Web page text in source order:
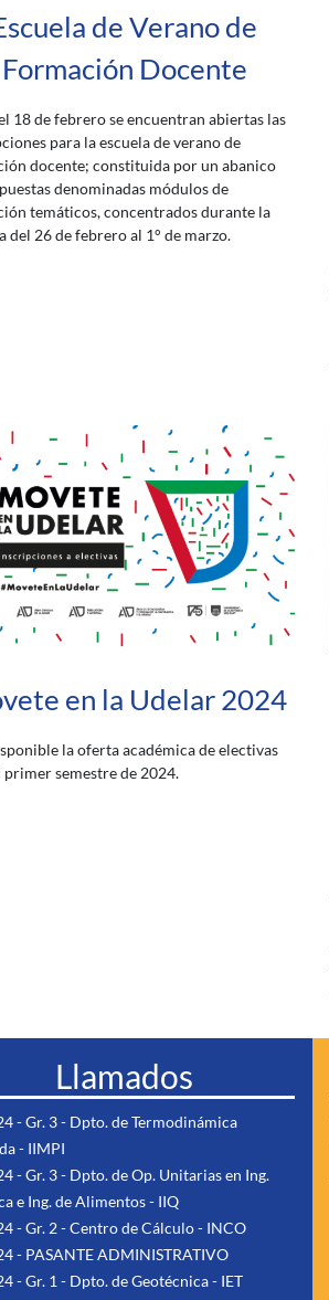
de Verano de
Formación Docente
18 de febrero se encuentran abiertas las
para la escuela de verano de
docente; constituida por un abanico
denominadas módulos de
temáticos, concentrados durante la
del 26 de febrero al 1° de marzo.
en la Udelar 2024
la oferta académica de electivas
primer semestre de 2024.
Llamados
- Gr. 3 - Dpto. de Termodinámica
- IIMPI
- Gr. 3 - Dpto. de Op. Unitarias en Ing.
e Ing. de Alimentos - IIQ
- Gr. 2 - Centro de Cálculo - INCO
- PASANTE ADMINISTRATIVO
- Gr. 1 - Dpto. de Geotécnica - IET